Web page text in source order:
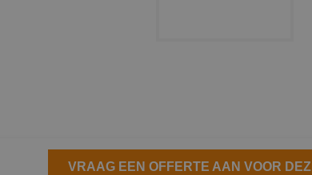
VRAAG EEN OFFERTE AAN VOOR